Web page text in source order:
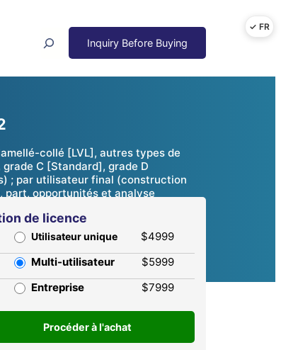
collé [LVL], autres types de
C [Standard], grade D
; par utilisateur final (construction
part, opportunités et analyse
de licence
Utilisateur unique
$4999
Multi-utilisateur
$5999
Entreprise
$7999